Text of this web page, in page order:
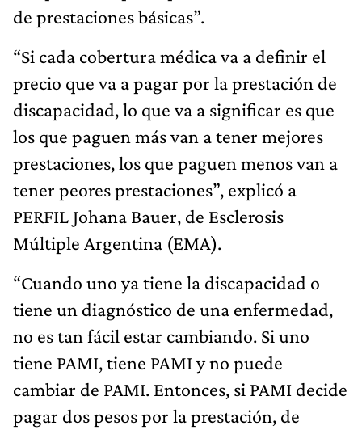
de prestaciones básicas”.
“Si cada cobertura médica va a definir el
precio que va a pagar por la prestación de
discapacidad, lo que va a significar es que
los que paguen más van a tener mejores
prestaciones, los que paguen menos van a
tener peores prestaciones”, explicó a
PERFIL Johana Bauer, de Esclerosis
Múltiple Argentina (EMA).
“Cuando uno ya tiene la discapacidad o
tiene un diagnóstico de una enfermedad,
no es tan fácil estar cambiando. Si uno
tiene PAMI, tiene PAMI y no puede
cambiar de PAMI. Entonces, si PAMI decide
pagar dos pesos por la prestación, de